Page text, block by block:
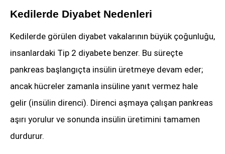
Kedilerde Diyabet Nedenleri
Kedilerde görülen diyabet vakalarının büyük çoğunluğu,
insanlardaki Tip 2 diyabete benzer. Bu süreçte
pankreas başlangıçta insülin üretmeye devam eder;
ancak hücreler zamanla insüline yanıt vermez hale
gelir (insülin direnci). Direnci aşmaya çalışan pankreas
aşırı yorulur ve sonunda insülin üretimini tamamen
durdurur.